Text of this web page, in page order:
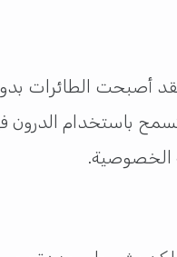
أصبحت الطائرات
تسمح باستخدام
الخصوصية.